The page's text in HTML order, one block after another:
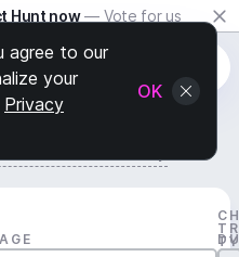
Hunt now — Vote for us
agree to our
your
Privacy
OK